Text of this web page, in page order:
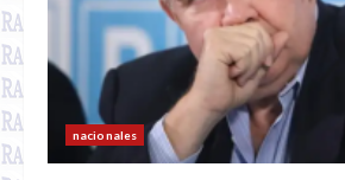
nacionales